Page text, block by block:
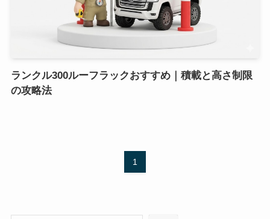
ランクル300ルーフラックおすすめ｜積載と高さ制限
の攻略法
1